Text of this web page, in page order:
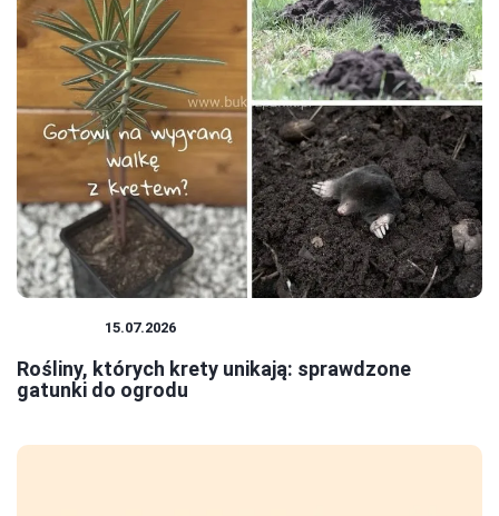
15.07.2026
Rośliny, których krety unikają: sprawdzone
gatunki do ogrodu